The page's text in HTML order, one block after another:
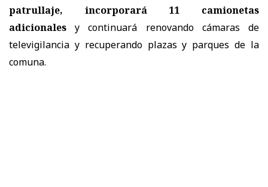
patrullaje, incorporará 11 camionetas
adicionales y continuará renovando cámaras de
televigilancia y recuperando plazas y parques de la
comuna.